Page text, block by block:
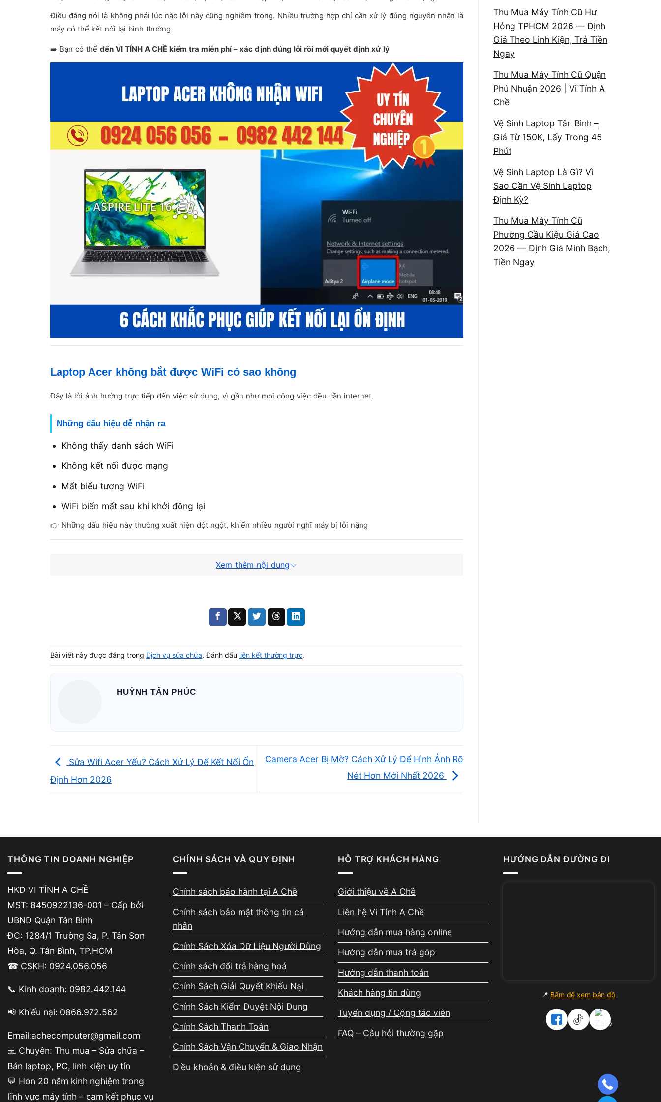
Điều đáng nói là không phải lúc nào lỗi này cũng nghiêm trọng. Nhiều trường hợp chỉ cần xử lý đúng nguyên nhân là
máy có thể kết nối lại bình thường.
➡️ Bạn có thể đến VI TÍNH A CHỀ kiểm tra miễn phí – xác định đúng lỗi rồi mới quyết định xử lý
Laptop Acer không bắt được WiFi có sao không
Đây là lỗi ảnh hưởng trực tiếp đến việc sử dụng, vì gần như mọi công việc đều cần internet.
Những dấu hiệu dễ nhận ra
Không thấy danh sách WiFi
Không kết nối được mạng
Mất biểu tượng WiFi
WiFi biến mất sau khi khởi động lại
👉 Những dấu hiệu này thường xuất hiện đột ngột, khiến nhiều người nghĩ máy bị lỗi nặng
👉 Vì để lâu có thể gây gián đoạn công việc liên tục
Nguyên nhân laptop Acer không nhận WiFi
Không phải cứ mất WiFi là lỗi phần cứng.
Lỗi driver WiFi (rất phổ biến)
Driver bị thiếu hoặc lỗi
Xảy ra sau khi cài lại Windows
👉 Đây là trường hợp thường gặp và xử lý khá nhanh
WiFi bị tắt trong hệ thống
Bị disable trong cài đặt
Xem thêm nội dung
Bài viết này được đăng trong Dịch vụ sửa chữa. Đánh dấu liên kết thường trực.
HUỲNH TẤN PHÚC
Sửa Wifi Acer Yếu? Cách Xử Lý Để Kết Nối Ổn
Định Hơn 2026
Camera Acer Bị Mờ? Cách Xử Lý Để Hình Ảnh Rõ
Nét Hơn Mới Nhất 2026
Thu Mua Máy Tính Cũ Hư
Hỏng TPHCM 2026 — Định
Giá Theo Linh Kiện, Trả Tiền
Ngay
Thu Mua Máy Tính Cũ Quận
Phú Nhuận 2026 | Vi Tính A
Chề
Vệ Sinh Laptop Tân Bình –
Giá Từ 150K, Lấy Trong 45
Phút
Vệ Sinh Laptop Là Gì? Vì
Sao Cần Vệ Sinh Laptop
Định Kỳ?
Thu Mua Máy Tính Cũ
Phường Cầu Kiệu Giá Cao
2026 — Định Giá Minh Bạch,
Tiền Ngay
THÔNG TIN DOANH NGHIỆP
HKD VI TÍNH A CHỀ
MST: 8450922136-001 – Cấp bởi
UBND Quận Tân Bình
ĐC: 1284/1 Trường Sa, P. Tân Sơn
Hòa, Q. Tân Bình, TP.HCM
☎ CSKH: 0924.056.056
📞 Kinh doanh: 0982.442.144
📢 Khiếu nại: 0866.972.562
Email:achecomputer@gmail.com
💻 Chuyên: Thu mua – Sửa chữa –
Bán laptop, PC, linh kiện uy tín
💬 Hơn 20 năm kinh nghiệm trong
lĩnh vực máy tính – cam kết phục vụ
CHÍNH SÁCH VÀ QUY ĐỊNH
Chính sách bảo hành tại A Chề
Chính sách bảo mật thông tin cá
nhân
Chính Sách Xóa Dữ Liệu Người Dùng
Chính sách đổi trả hàng hoá
Chính Sách Giải Quyết Khiếu Nại
Chính Sách Kiểm Duyệt Nội Dung
Chính Sách Thanh Toán
Chính Sách Vận Chuyển & Giao Nhận
Điều khoản & điều kiện sử dụng
HỖ TRỢ KHÁCH HÀNG
Giới thiệu về A Chề
Liên hệ Vi Tính A Chề
Hướng dẫn mua hàng online
Hướng dẫn mua trả góp
Hướng dẫn thanh toán
Khách hàng tin dùng
Tuyển dụng / Cộng tác viên
FAQ – Câu hỏi thường gặp
HƯỚNG DẪN ĐƯỜNG ĐI
📍 Bấm để xem bản đồ